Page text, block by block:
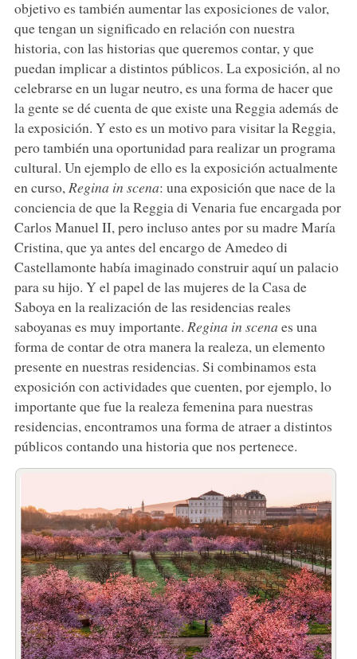
objetivo es también aumentar las exposiciones de valor,
que tengan un significado en relación con nuestra
historia, con las historias que queremos contar, y que
puedan implicar a distintos públicos. La exposición, al no
celebrarse en un lugar neutro, es una forma de hacer que
la gente se dé cuenta de que existe una Reggia además de
la exposición. Y esto es un motivo para visitar la Reggia,
pero también una oportunidad para realizar un programa
cultural. Un ejemplo de ello es la exposición actualmente
en curso,Regina in scena: una exposición que nace de la
conciencia de que la Reggia di Venaria fue encargada por
Carlos Manuel II, pero incluso antes por su madre María
Cristina, que ya antes del encargo de Amedeo di
Castellamonte había imaginado construir aquí un palacio
para su hijo. Y el papel de las mujeres de la Casa de
Saboya en la realización de las residencias reales
saboyanas es muy importante. Regina in scena es una
forma de contar de otra manera la realeza, un elemento
presente en nuestras residencias. Si combinamos esta
exposición con actividades que cuenten, por ejemplo, lo
importante que fue la realeza femenina para nuestras
residencias, encontramos una forma de atraer a distintos
públicos contando una historia que nos pertenece.